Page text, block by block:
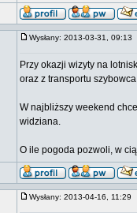
Wysłany: 2013-03-31, 09:13
Przy okazji wizyty na
oraz z transportu
W najbliższy weekend
widziana.
O ile pogoda pozwoli, w
Wysłany: 2013-04-16, 11:29